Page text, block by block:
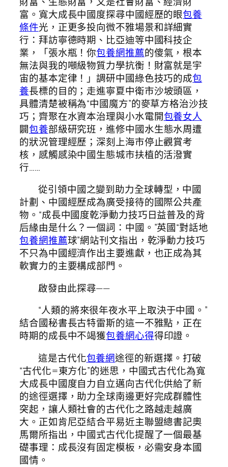
富。寬大成長中國度探尋中國經歷的眼包養
條件光，正更多投向微不雅場景和詳細實
行：拜訪寧德時期、比亞迪等中國科技企
業，「張水瓶！你包養網推薦的傻氣，根本
無法與我的噸級物質力學抗衡！財富就是宇
宙的基本定律！」調研中國綠色技巧的成包
養長標的目的；走進寧夏中衛市沙坡頭區，
具體清楚被稱為“中國魔方”的麥草方格治沙技
巧；齊聚在水資本治理與小水電開包養女人
闢包養部級研究班，進修中國水生態水周遭
的狀況管理經歷；深刻上海市停止觀賞考
核，感觸感染中國生態城市扶植的活潑實
行……
從引領中國之變到助力全球轉型，中國
計劃、中國經歷成為廣受接待的國際公共產
物。“成長中國度乾淨動力技巧日益普及的背
后緣由是什么？一個詞：中國。”英國“對話地
包養網推薦球”網站刊文指出，乾淨動力技巧
不只為中國經濟作出主要進獻，也正成為其
軟實力的主要構成部門。
啟發由此探尋——
“人類的將來很年夜水平上取決于中國。”
結合國秘書長古特雷斯的這一不雅點，正在
時期的成長中不竭獲包養網心得得印證。
這是古代化包養網途徑的新選擇。打破
“古代化=東方化”的迷思，中國式古代化為寬
大成長中國度自力自立邁向古代化供給了新
的途徑選擇，助力全球南邊更好完成群體性
突起，讓人類社會的古代化之路越走越廣
大。正如肯尼亞結合平易近主聯盟總書記奧
馬爾所指出，中國式古代化提醒了一個最基
礎事理：成長沒有固定模板，必需安身本國
國情。